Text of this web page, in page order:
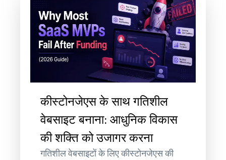
कीस्टोनजेएस के साथ गतिशील
वेबसाइट बनाना: आधुनिक विकास
की शक्ति को उजागर करना
गतिशील वेबसाइटों के लिए कीस्टोनजेएस की